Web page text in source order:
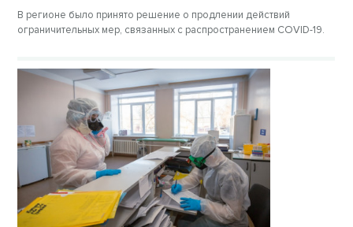
В регионе было принято решение о продлении действий
ограничительных мер, связанных с распространением COVID-19.